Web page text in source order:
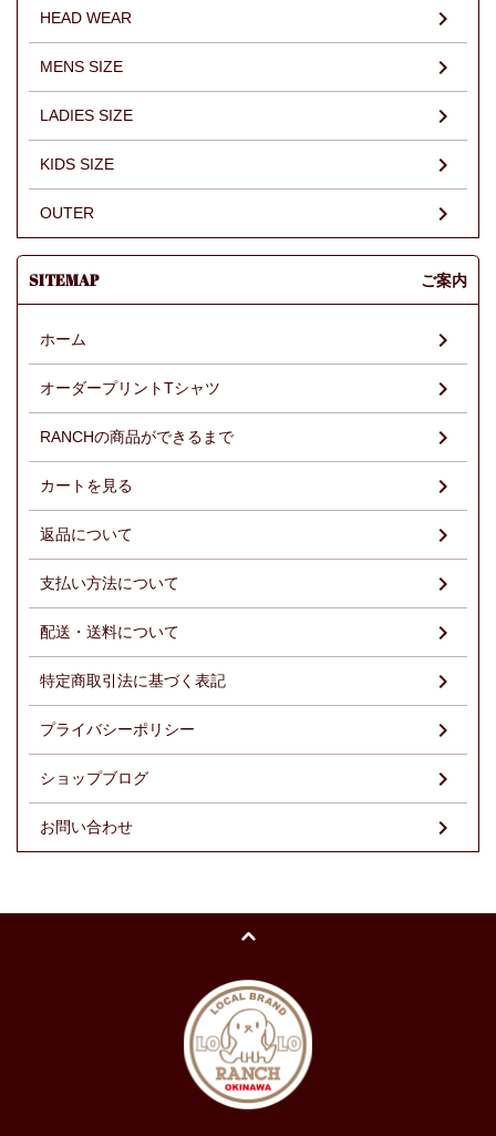
HEAD WEAR
MENS SIZE
LADIES SIZE
KIDS SIZE
OUTER
SITEMAP ご案内
ホーム
オーダープリントTシャツ
RANCHの商品ができるまで
カートを見る
返品について
支払い方法について
配送・送料について
特定商取引法に基づく表記
プライバシーポリシー
ショップブログ
お問い合わせ